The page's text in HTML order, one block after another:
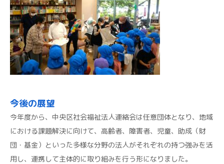
今後の展望
今年度から、中央区社会福祉法人連絡会は任意団体となり、地域
における課題解決に向けて、高齢者、障害者、児童、助成（財
団・基金）といった多様な分野の法人がそれぞれの持つ強みを活
用し、連携して主体的に取り組みを行う形になりました。